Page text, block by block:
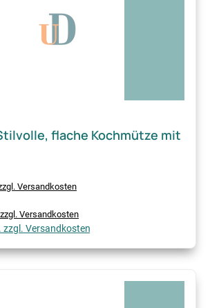
flache Kochmütze mit
Versandkosten
Versandkosten
zzgl. Versandkosten